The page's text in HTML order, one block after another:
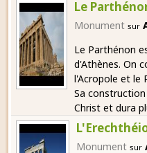
Le
Monument sur
Le Parthénon
d'Athènes. On
l'Acropole et le
Sa
Christ et dura
Monument sur